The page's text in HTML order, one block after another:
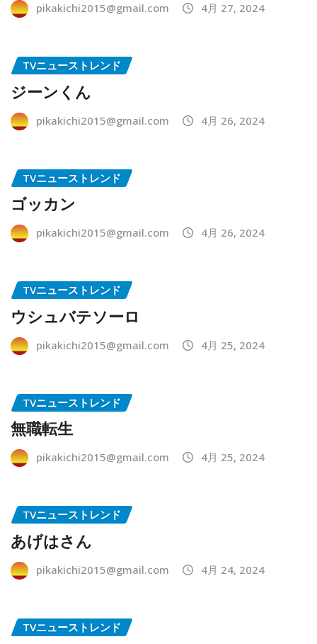
pikakichi2015@gmail.com 4月 27, 2024
TVニューストレンド
ジーンくん
pikakichi2015@gmail.com 4月 26, 2024
TVニューストレンド
ゴッカン
pikakichi2015@gmail.com 4月 26, 2024
TVニューストレンド
ウシュバテソーロ
pikakichi2015@gmail.com 4月 25, 2024
TVニューストレンド
無職転生
pikakichi2015@gmail.com 4月 25, 2024
TVニューストレンド
あげはさん
pikakichi2015@gmail.com 4月 24, 2024
TVニューストレンド